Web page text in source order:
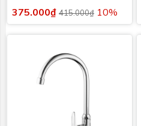
375.000₫ 415.000₫ 10%